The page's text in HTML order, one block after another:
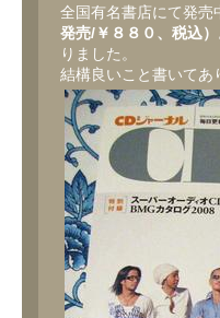
ー
ナ
ル
月
号
は
全国有名書店にて発売
発売/￥８８０、税込）
りました。
結構良いこと書いてあ